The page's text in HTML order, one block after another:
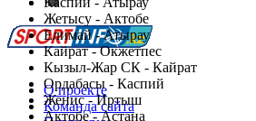
Жетысу - Актобе
Елимай - Атырау
Кайрат - Окжетпес
Кызыл-Жар СК - Кайрат
Ордабасы - Каспий
Женис - Иртыш
Актобе - Астана
О проекте
Команда сайта